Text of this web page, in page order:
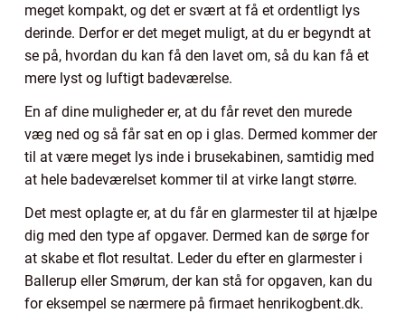
meget kompakt, og det er svært at få et ordentligt lys
derinde. Derfor er det meget muligt, at du er begyndt at
se på, hvordan du kan få den lavet om, så du kan få et
mere lyst og luftigt badeværelse.
En af dine muligheder er, at du får revet den murede
væg ned og så får sat en op i glas. Dermed kommer der
til at være meget lys inde i brusekabinen, samtidig med
at hele badeværelset kommer til at virke langt større.
Det mest oplagte er, at du får en glarmester til at hjælpe
dig med den type af opgaver. Dermed kan de sørge for
at skabe et flot resultat. Leder du efter en glarmester i
Ballerup eller Smørum, der kan stå for opgaven, kan du
for eksempel se nærmere på firmaet henrikogbent.dk.